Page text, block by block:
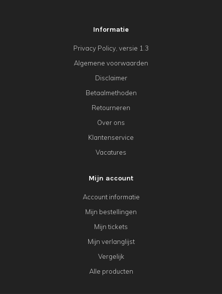
Informatie
Privacy Policy, versie 1.3
Algemene voorwaarden
Disclaimer
Betaalmethoden
Retourneren
Over ons
Klantenservice
Vacatures
Mijn account
Account informatie
Mijn bestellingen
Mijn tickets
Mijn verlanglijst
Vergelijk
Alle producten